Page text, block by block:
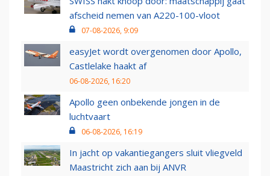
afscheid nemen van A220-100-vloot
07-08-2026, 9:09
easyJet wordt overgenomen door Apollo,
Castlelake haakt af
06-08-2026, 16:20
Apollo geen onbekende jongen in de
luchtvaart
06-08-2026, 16:19
In jacht op vakantiegangers sluit vliegveld
Maastricht zich aan bij ANVR